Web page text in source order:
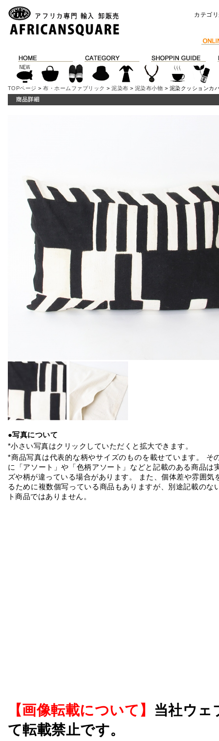
カテゴ
TOPページ >布・ホームファブリック >泥染布 > 泥染布小物 > 泥染クッションカ
●写真について
*小さい写真はクリックしていただくと拡大できます。
*商品写真は代表的な柄やサイズのものを載せています。 そ
に「アソート」や「色柄アソート」などと記載のある商品は
ズや柄が違っている場合があります。 また、個体差や雰囲気
るために複数個写っている商品もありますが、別途記載のな
ト商品ではありません。
【画像転載について】 当社ウェ
て転載禁止です。